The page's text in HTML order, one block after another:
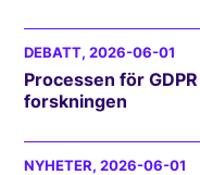
DEBATT, 2026-06-01
Processen för
forskningen
NYHETER, 2026-06-01